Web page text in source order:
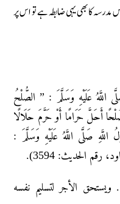
کا بھی یہی ضابطہ ہے تو اس پر
اللَّهُ عَلَيْهِ وَسَلَّمَ : ” الصُّلْحُ
أَحَلَّ حَرَامًا أَوْ حَرَّمَ حَلَالًا
صَلَّى اللَّهُ عَلَيْهِ وَسَلَّمَ :
الحديث: 3594).
الأجر لتسليم نفسه